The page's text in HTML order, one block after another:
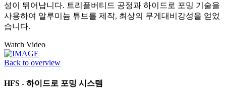
성이 뛰어납니다. 트리플버티드 공정과 하이드로 포밍 기술을
사용하여 알루미늄 튜브를 제작, 최상의 무게대비강성을 얻었
습니다.
Watch Video
Back to overview
HFS - 하이드로 포밍 시스템